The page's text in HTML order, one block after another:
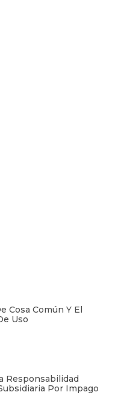
Cosa Común Y El
Uso
Responsabilidad
Por Impago